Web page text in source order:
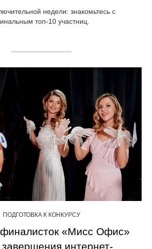
недели: знакомьтесь с
топ-10 участниц.
ПОДГОТОВКА К КОНКУРСУ
«Мисс Офис»
интернет-